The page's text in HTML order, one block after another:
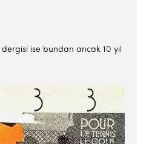
ise bundan ancak 10 yıl